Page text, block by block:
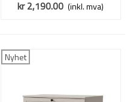
kr 2,190.00 (inkl. mva)
Nyhet